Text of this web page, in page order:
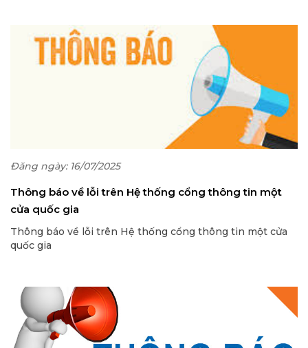
Đăng ngày: 16/07/2025
Thông báo về lỗi trên Hệ thống cổng thông tin một
cửa quốc gia
Thông báo về lỗi trên Hệ thống cổng thông tin một cửa
quốc gia